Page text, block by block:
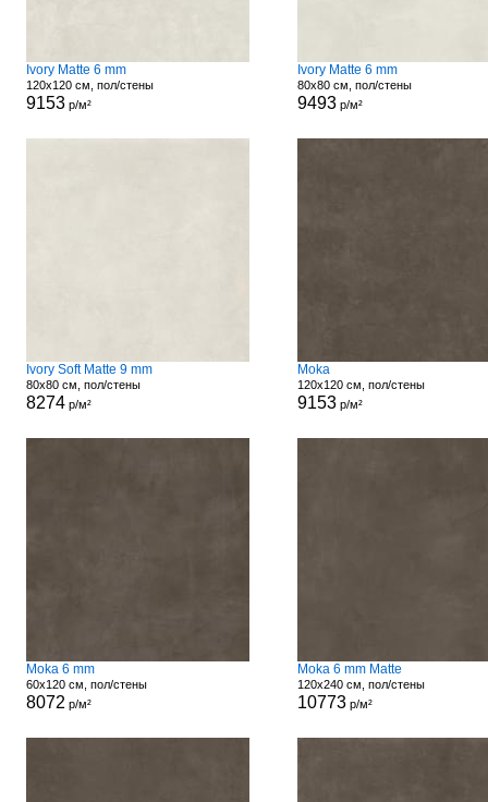
Ivory Matte 6 mm
120x120 см, пол/стены
9153р/м²
Ivory Matte 6 mm
80x80 см, пол/стены
9493р/м²
Ivory Soft Matte 9 mm
80x80 см, пол/стены
8274р/м²
Moka
120x120 см, пол/стены
9153р/м²
Moka 6 mm
60x120 см, пол/стены
8072 р/м²
Moka 6 mm Matte
120x240 см, пол/стены
10773р/м²